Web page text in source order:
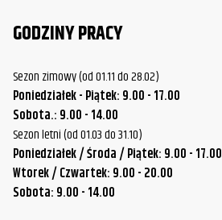
GODZINY PRACY
Sezon zimowy (od 01.11 do 28.02)
Poniedziałek - Piątek: 9.00 - 17.00
Sobota.: 9.00 - 14.00
Sezon letni (od 01.03 do 31.10)
Poniedziałek / Środa / Piątek: 9.00 - 17.00
Wtorek / Czwartek: 9.00 - 20.00
Sobota: 9.00 - 14.00